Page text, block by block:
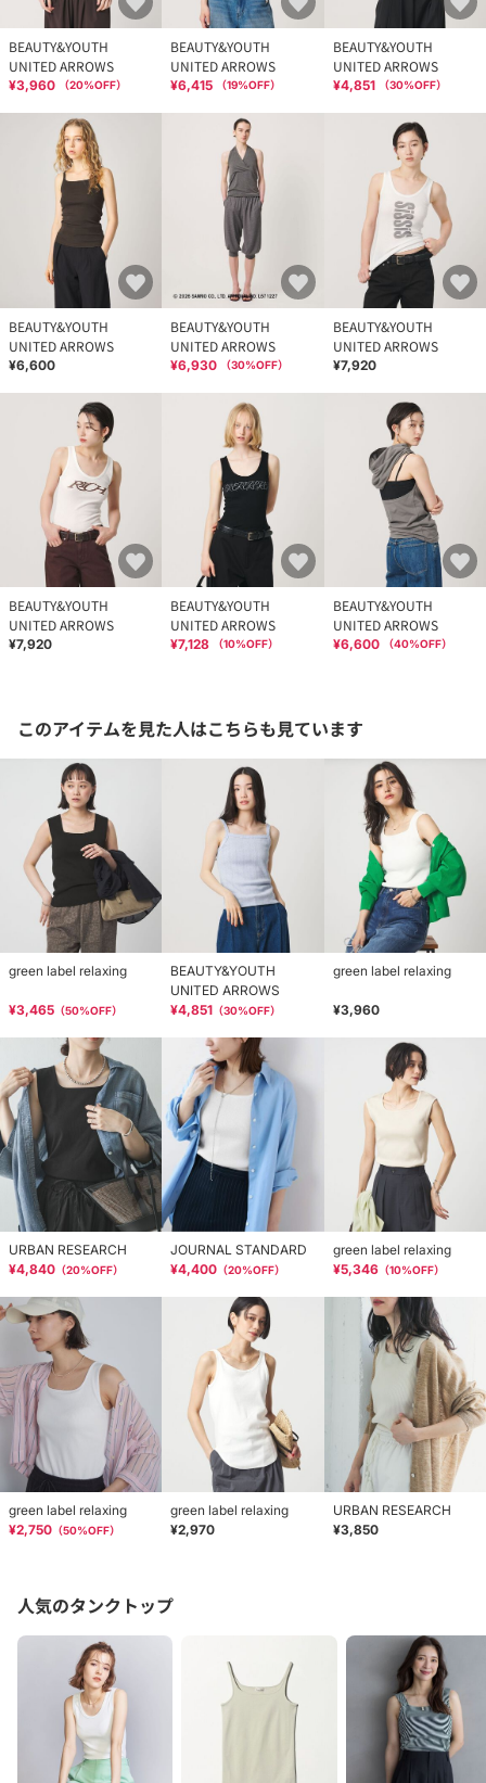
BEAUTY&YOUTH
UNITED ARROWS
¥3,960 （20%OFF）
BEAUTY&YOUTH
UNITED ARROWS
¥6,415 （19%OFF）
BEAUTY&YOUTH
UNITED ARROWS
¥4,851 （30%OFF）
BEAUTY&YOUTH
UNITED ARROWS
¥6,600
BEAUTY&YOUTH
UNITED ARROWS
¥6,930 （30%OFF）
BEAUTY&YOUTH
UNITED ARROWS
¥7,920
BEAUTY&YOUTH
UNITED ARROWS
¥7,920
BEAUTY&YOUTH
UNITED ARROWS
¥7,128 （10%OFF）
BEAUTY&YOUTH
UNITED ARROWS
¥6,600 （40%OFF）